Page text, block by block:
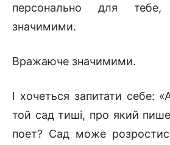
персонально для
значимими.
Вражаюче значимими.
І хочеться запитати себе:
той сад тиші, про який
поет? Сад може